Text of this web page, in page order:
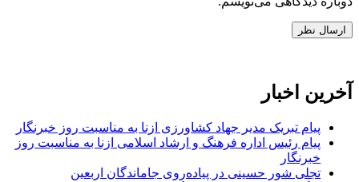
آخرین اخبار
پیام تبریک مدیر جهاد کشاورزی ازنا به مناسبت روز خبرنگار
پیام رئیس اداره فرهنگ و ارشاد اسلامی ازنا به مناسبت روز
خبرنگار
تجلی شور حسینی در پیاده‌روی جاماندگان اربعین